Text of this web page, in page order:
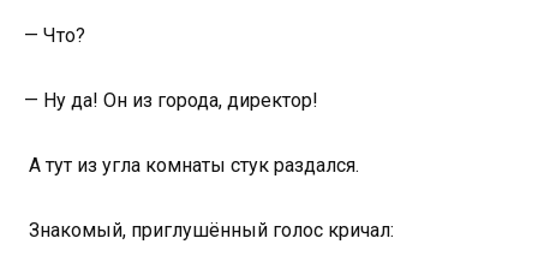
— Что?
— Ну да! Он из города, директор!
А тут из угла комнаты стук раздался.
Знакомый, приглушённый голос кричал: